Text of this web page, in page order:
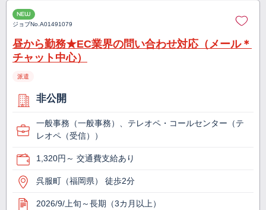
NEW
ジョブNo.A01491079
昼から勤務★EC業界の問い合わせ対応（メール＊
チャット中心）
派遣
非公開
一般事務（一般事務）、テレオペ・コールセンター（テ
レオペ（受信））
1,320円～ 交通費支給あり
呉服町（福岡県） 徒歩2分
2026/9/上旬～長期（3カ月以上）